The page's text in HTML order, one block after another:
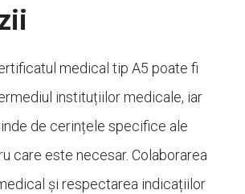
medical tip A5 poate fi
instituțiilor medicale, iar
de cerințele specifice ale
care este necesar. Colaborarea
și respectarea indicațiilor